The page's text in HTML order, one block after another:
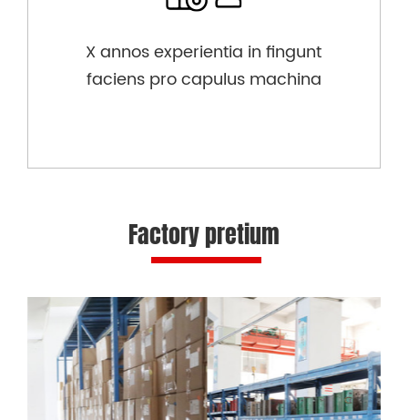
X annos experientia in fingunt
faciens pro capulus machina
Factory pretium